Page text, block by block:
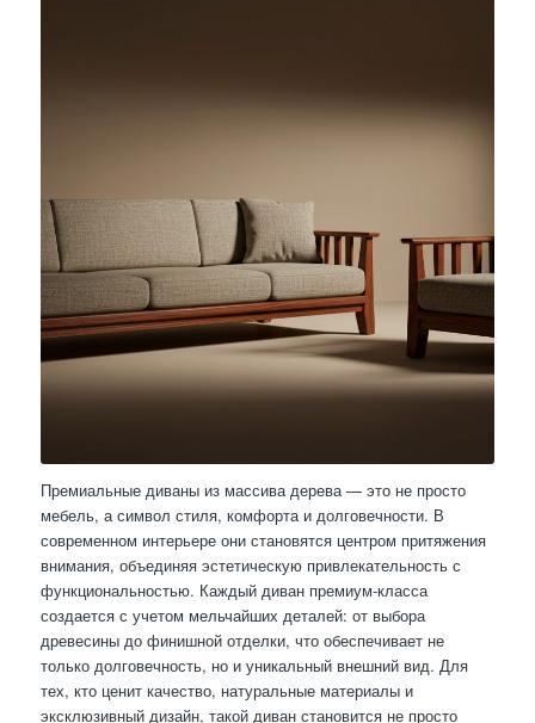
Премиальные диваны из массива дерева — это не просто
мебель, а символ стиля, комфорта и долговечности. В
современном интерьере они становятся центром притяжения
внимания, объединяя эстетическую привлекательность с
функциональностью. Каждый диван премиум-класса
создается с учетом мельчайших деталей: от выбора
древесины до финишной отделки, что обеспечивает не
только долговечность, но и уникальный внешний вид. Для
тех, кто ценит качество, натуральные материалы и
эксклюзивный дизайн, такой диван становится не просто